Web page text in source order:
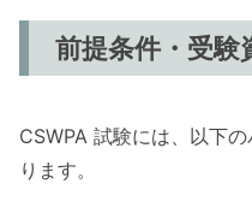
前提条件・受験
CSWPA 試験には、以下
ります。